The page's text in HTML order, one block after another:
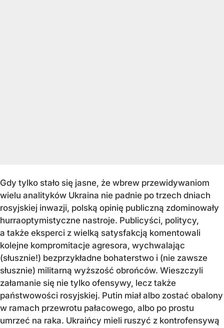
Gdy tylko stało się jasne, że wbrew przewidywaniom
wielu analityków Ukraina nie padnie po trzech dniach
rosyjskiej inwazji, polską opinię publiczną zdominowały
hurraoptymistyczne nastroje. Publicyści, politycy,
a także eksperci z wielką satysfakcją komentowali
kolejne kompromitacje agresora, wychwalając
(słusznie!) bezprzykładne bohaterstwo i (nie zawsze
słusznie) militarną wyższość obrońców. Wieszczyli
załamanie się nie tylko ofensywy, lecz także
państwowości rosyjskiej. Putin miał albo zostać obalony
w ramach przewrotu pałacowego, albo po prostu
umrzeć na raka. Ukraińcy mieli ruszyć z kontrofensywą